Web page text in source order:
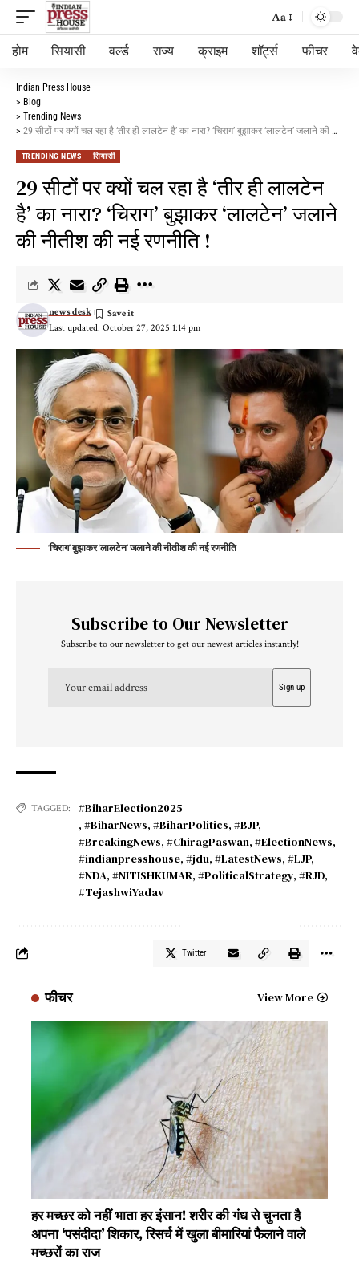
Aa
होम सियासी वर्ल्ड राज्य क्राइम शॉर्ट्स फीचर
Indian Press House
> Blog
> Trending News
> 29 सीटों पर क्यों चल रहा है ‘तीर ही लालटेन है’ का नारा? ‘चिराग’ बुझाकर ‘लालटेन’ जलाने की नीतीश की नई रणनीति !
TRENDING NEWS सियासी
29 सीटों पर क्यों चल रहा है ‘तीर ही लालटेन
है’ का नारा? ‘चिराग’ बुझाकर ‘लालटेन’ जलाने
की नीतीश की नई रणनीति !
Last updated: October 27, 2025 1:14 pm
news desk
‘चिराग’ बुझाकर ‘लालटेन’ जलाने की नीतीश की नई रणनीति
Subscribe to Our Newsletter
Subscribe to our newsletter to get our newest articles instantly!
TAGGED:
#BiharElection2025
, #BiharNews, #BiharPolitics, #BJP,
#BreakingNews, #ChiragPaswan, #ElectionNews,
#indianpresshouse, #jdu, #LatestNews, #LJP,
#NDA, #NITISHKUMAR, #PoliticalStrategy, #RJD,
#TejashwiYadav
Twitter
फीचर View More
हर मच्छर को नहीं भाता हर इंसान! शरीर की गंध से चुनता है
अपना ‘पसंदीदा’ शिकार, रिसर्च में खुला बीमारियां फैलाने वाले
मच्छरों का राज